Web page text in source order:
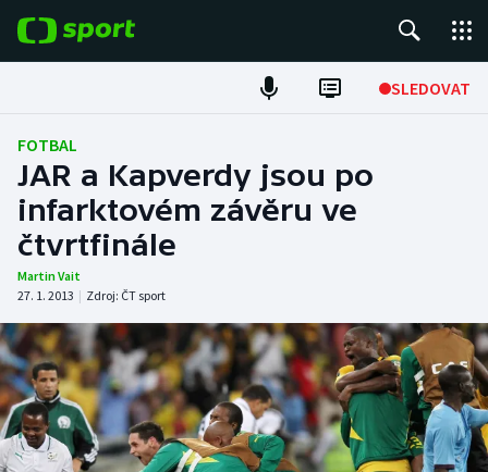
SLEDOVAT
Fotbal
Hokej
Tenis
Atletika
Cyklistika
DALŠÍ SPORTY
Americký fotbal
NEPŘEHLÉDNĚTE
FOTBAL
JAR a Kapverdy jsou po
infarktovém závěru ve
čtvrtfinále
Martin Vait
27. 1. 2013 | Zdroj: ČT sport